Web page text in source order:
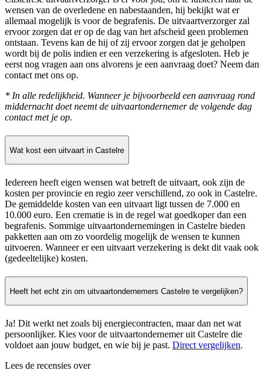
wensen van de overledene en nabestaanden, hij bekijkt wat er
allemaal mogelijk is voor de begrafenis. De uitvaartverzorger zal
ervoor zorgen dat er op de dag van het afscheid geen problemen
ontstaan. Tevens kan de hij of zij ervoor zorgen dat je geholpen
wordt bij de polis indien er een verzekering is afgesloten. Heb je
eerst nog vragen aan ons alvorens je een aanvraag doet? Neem dan
contact met ons op.
* In alle redelijkheid. Wanneer je bijvoorbeeld een aanvraag rond
middernacht doet neemt de uitvaartondernemer de volgende dag
contact met je op.
Wat kost een uitvaart in Castelre
Iedereen heeft eigen wensen wat betreft de uitvaart, ook zijn de
kosten per provincie en regio zeer verschillend, zo ook in Castelre.
De gemiddelde kosten van een uitvaart ligt tussen de 7.000 en
10.000 euro. Een crematie is in de regel wat goedkoper dan een
begrafenis. Sommige uitvaartondernemingen in Castelre bieden
pakketten aan om zo voordelig mogelijk de wensen te kunnen
uitvoeren. Wanneer er een uitvaart verzekering is dekt dit vaak ook
(gedeeltelijke) kosten.
Heeft het echt zin om uitvaartondernemers Castelre te vergelijken?
Ja! Dit werkt net zoals bij energiecontracten, maar dan net wat
persoonlijker. Kies voor de uitvaartondernemer uit Castelre die
voldoet aan jouw budget, en wie bij je past. Direct vergelijken.
Lees de recensies over